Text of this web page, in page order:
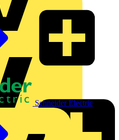
Schneider Electric